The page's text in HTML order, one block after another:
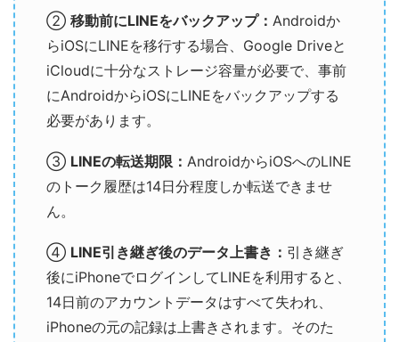
② 移動前にLINEをバックアップ： Androidか
らiOSにLINEを移行する場合、Google Driveと
iCloudに十分なストレージ容量が必要で、事前
にAndroidからiOSにLINEをバックアップする
必要があります。
③ LINEの転送期限： AndroidからiOSへのLINE
のトーク履歴は14日分程度しか転送できませ
ん。
④ LINE引き継ぎ後のデータ上書き： 引き継ぎ
後にiPhoneでログインしてLINEを利用すると、
14日前のアカウントデータはすべて失われ、
iPhoneの元の記録は上書きされます。そのた